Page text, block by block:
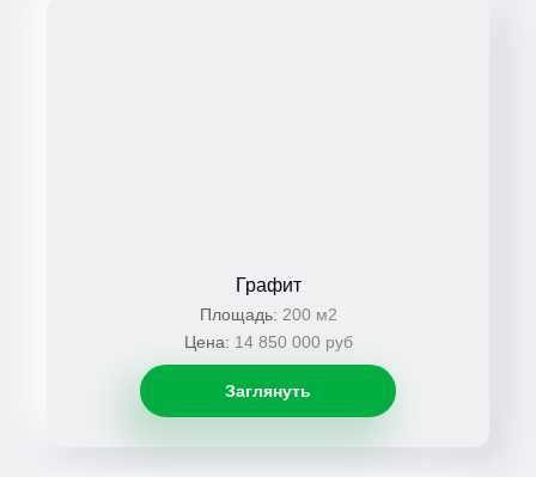
Графит
Площадь: 200 м2
Цена: 14 850 000 руб
Заглянуть